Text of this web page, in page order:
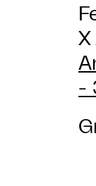
X
-